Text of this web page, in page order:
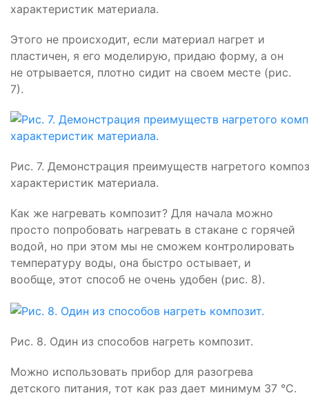
характеристик материала.
Этого не происходит, если материал нагрет и
пластичен, я его моделирую, придаю форму, а он
не отрывается, плотно сидит на своем месте (рис.
7).
Рис. 7. Демонстрация преимуществ нагретого
характеристик материала.
Как же нагревать композит? Для начала можно
просто попробовать нагревать в стакане с горячей
водой, но при этом мы не сможем контролировать
температуру воды, она быстро остывает, и
вообще, этот способ не очень удобен (рис. 8).
Рис. 8. Один из способов нагреть композит.
Можно использовать прибор для разогрева
детского питания, тот как раз дает минимум 37 °С.